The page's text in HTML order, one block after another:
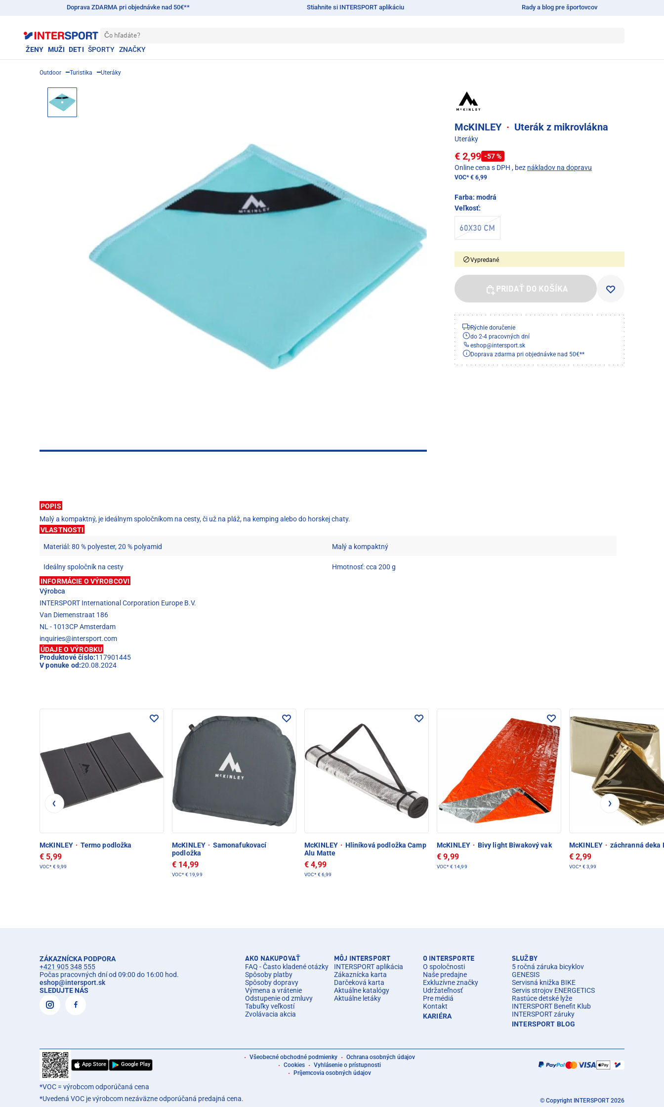
Doprava ZDARMA pri objednávke nad 50€** Stiahnite si INTERSPORT aplikáciu Rady a blog pre športovcov
Čo hľadáte?
ŽENY MUŽI DETI ŠPORTY ZNAČKY
Outdoor Turistika Uteráky
McKINLEY · Uterák z mikrovlákna
Uteráky
€ 2,99 -57 %
Online cena s DPH , bez nákladov na dopravu
VOC*€ 6,99
Farba: modrá
Veľkosť:
60X30 CM
Vypredané
PRIDAŤ DO KOŠÍKA
Rýchle doručenie
do 2-4 pracovných dní
eshop@intersport.sk
Doprava zdarma pri objednávke nad 50€**
POPIS
Malý a kompaktný, je ideálnym spoločníkom na cesty, či už na pláž, na kemping alebo do horskej chaty.
VLASTNOSTI
Materiál: 80 % polyester, 20 % polyamid Malý a kompaktný
Ideálny spoločník na cesty
Hmotnosť: cca 200 g
INFORMÁCIE O VÝROBCOVI
Výrobca
INTERSPORT International Corporation Europe B.V.
Van Diemenstraat 186
NL - 1013CP Amsterdam
inquiries@intersport.com
ÚDAJE O VÝROBKU
Produktové číslo:117901445
V ponuke od:20.08.2024
McKINLEY · Termo podložka
€ 5,99
VOC* € 9,99
McKINLEY · Samonafukovací
podložka
€ 14,99
VOC* € 19,99
McKINLEY · Hliníková podložka Camp
Alu Matte
€ 4,99
VOC* € 6,99
McKINLEY · Bivy light Biwakový vak
€ 9,99
VOC* € 14,99
McKINLEY · záchranná deka
€ 2,99
VOC* € 3,99
ZÁKAZNÍCKA PODPORA
+421 905 348 555
Počas pracovných dní od 09:00 do 16:00 hod.
eshop@intersport.sk
SLEDUJTE NÁS
AKO NAKUPOVAŤ
FAQ - Často kladené otázky
Spôsoby platby
Spôsoby dopravy
Výmena a vrátenie
Odstupenie od zmluvy
Tabuľky veľkostí
Zvolávacia akcia
MÔJ INTERSPORT
INTERSPORT aplikácia
Zákaznícka karta
Darčeková karta
Aktuálne katalógy
Aktuálne letáky
O INTERSPORTE
O spoločnosti
Naše predajne
Exkluzívne značky
Udržateľnosť
Pre médiá
Kontakt
KARIÉRA
SLUŽBY
5 ročná záruka bicyklov
GENESIS
Servisná knižka BIKE
Servis strojov ENERGETICS
Rastúce detské lyže
INTERSPORT Benefit Klub
INTERSPORT záruky
INTERSPORT BLOG
App Store Google Play
Všeobecné obchodné podmienky
Ochrana osobných údajov
Cookies
Vyhlásenie o prístupnosti
Príjemcovia osobných údajov
*VOC = výrobcom odporúčaná cena
*Uvedená VOC je výrobcom nezáväzne odporúčaná predajná cena.
© Copyright INTERSPORT 2026